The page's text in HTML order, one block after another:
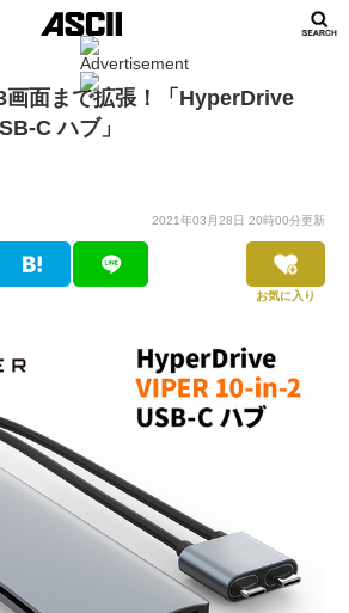
面まで拡張！「HyperDrive
C ハブ」
2021年03月28日 20時00分更新
お気に入り